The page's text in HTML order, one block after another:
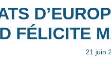
FÉLICITE
21 juin